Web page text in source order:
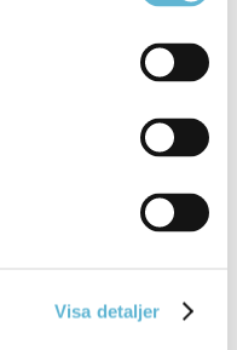
Visa detaljer